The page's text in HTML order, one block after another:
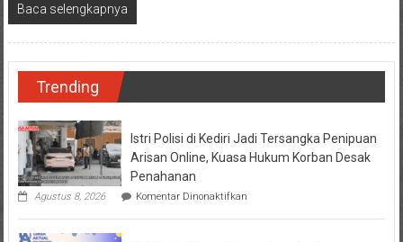
Baca selengkapnya
Trending
Istri Polisi di Kediri Jadi Tersangka Penipuan
Arisan Online, Kuasa Hukum Korban Desak
Penahanan
Agustus 8, 2026 Komentar Dinonaktifkanpada
Polisi